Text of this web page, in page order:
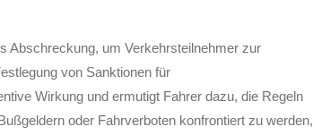
Abschreckung, um Verkehrsteilnehmer zur
von Sanktionen für
Wirkung und ermutigt Fahrer dazu, die Regeln
oder Fahrverboten konfrontiert zu werden,